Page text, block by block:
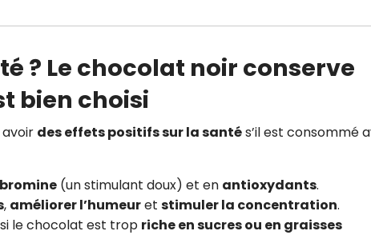
? Le chocolat noir conserve
bien choisi
des effets positifs sur la santés’il est consommé
(un stimulant doux) et en antioxydants.
, améliorer l’humeuret stimuler la concentration.
le chocolat est trop riche en sucres ou en graisses